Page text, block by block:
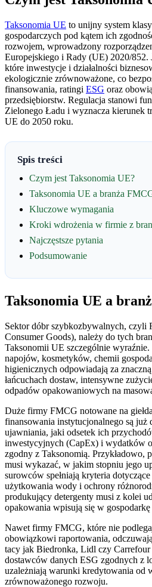
Taksonomia UE to unijny system
gospodarczych pod kątem ich
rozwojem, wprowadzony
Europejskiego i Rady (UE) 2020/852.
które inwestycje i działalności
ekologicznie zrównoważone, co
finansowania, ratingi ESG oraz
przedsiębiorstw. Regulacja stanowi
Zielonego Ładu i wyznacza kierunek
UE do 2050 roku.
Spis treści
Czym jest Taksonomia UE?
Taksonomia UE a branża
Kluczowe wymagania
Kroki wdrożenia w firmie z
Najczęstsze pytania
Podsumowanie
Taksonomia UE a
Sektor dóbr szybkozbywalnych, czyli
Consumer Goods), należy do tych
Taksonomii UE szczególnie
napojów, kosmetyków, chemii
higienicznych odpowiadają za
łańcuchach dostaw, intensywne
odpadów opakowaniowych na
Duże firmy FMCG notowane na
finansowania instytucjonalnego są już
ujawniania, jaki odsetek ich
inwestycyjnych (CapEx) i wydatków
zgodny z Taksonomią. Przykładowo,
musi wykazać, w jakim stopniu jego
surowców spełniają kryteria
użytkowania wody i ochrony
produkujący detergenty musi z kolei
opakowania wpisują się w
Nawet firmy FMCG, które nie
obowiązkowi raportowania,
tacy jak Biedronka, Lidl czy Carrefour
dostawców danych ESG zgodnych z
uzależniają warunki kredytowania od
zrównoważonego rozwoju.